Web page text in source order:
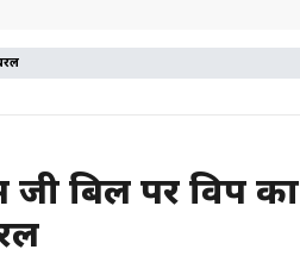
बिल पर विपक्ष का